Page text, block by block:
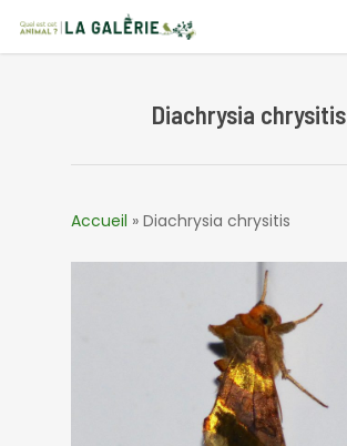
main
Diachrysia chrysitis
Accueil » Diachrysia chrysitis